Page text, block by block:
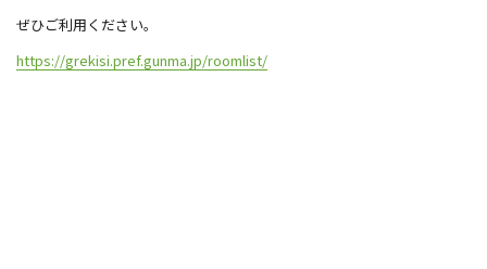
ぜひご利用ください。
https://grekisi.pref.gunma.jp/roomlist/